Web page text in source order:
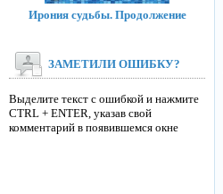
Ирония судьбы. Продолжение
ЗАМЕТИЛИ ОШИБКУ?
Выделите текст с ошибкой и нажмите
CTRL + ENTER, указав свой
комментарий в появившемся окне